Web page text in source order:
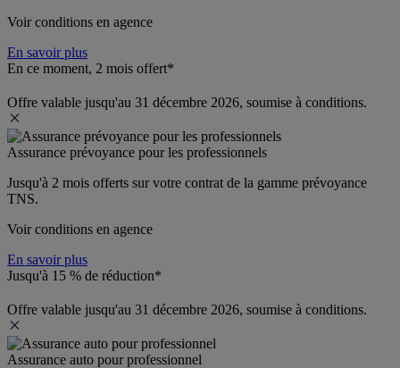
Voir conditions en agence
En savoir plus
En ce moment, 2 mois offert*
Offre valable jusqu'au 31 décembre 2026, soumise à conditions.
Assurance prévoyance pour les professionnels
Jusqu'à 2 mois offerts sur votre contrat de la gamme prévoyance
TNS.
Voir conditions en agence
En savoir plus
Jusqu'à 15 % de réduction*
Offre valable jusqu'au 31 décembre 2026, soumise à conditions.
Assurance auto pour professionnel